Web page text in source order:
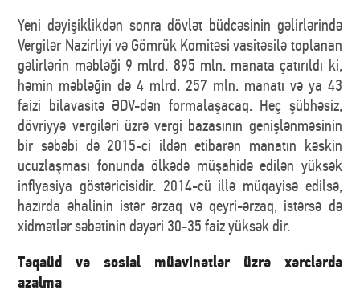
Yeni dəyişiklikdən sonra dövlət büdcəsinin gəlirlərində
Vergilər Nazirliyi və Gömrük Komitəsi vasitəsilə toplanan
gəlirlərin məbləği 9 mlrd. 895 mln. manata çatırıldı ki,
həmin məbləğin də 4 mlrd. 257 mln. manatı və ya 43
faizi bilavasitə ƏDV-dən formalaşacaq. Heç şübhəsiz,
dövriyyə vergiləri üzrə vergi bazasının genişlənməsinin
bir səbəbi də 2015-ci ildən etibarən manatın kəskin
ucuzlaşması fonunda ölkədə müşahidə edilən yüksək
inflyasiya göstəricisidir. 2014-cü illə müqayisə edilsə,
hazırda əhalinin istər ərzaq və qeyri-ərzaq, istərsə də
xidmətlər səbətinin dəyəri 30-35 faiz yüksək dir.
Təqaüd və sosial müavinətlər üzrə xərclərdə
azalma